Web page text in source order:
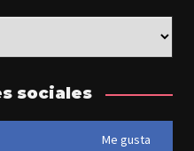
sociales
Me gusta